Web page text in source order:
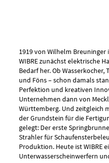
1919 von Wilhelm
WIBRE zunächst elektrische
Bedarf her. Ob
und Föns – schon damals
Perfektion und kreativen
Unternehmen dann von
Württemberg. Und zeitgleich
der Grundstein für die
gelegt: Der erste
Strahler für
Produktion. Heute ist WIBRE
Unterwasserscheinwerfern